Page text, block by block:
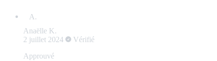
Anaëlle K.
2 juillet 2024
Vérifié
Approuvé